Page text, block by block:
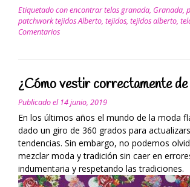
del
patchwork”
Etiquetado conencontrar telas granada, Granada,
patchwork tejidos Alberto, tejidos, tejidos alberto,
Comentarios
¿Cómo vestir correctamente de
Publicado el 14 junio, 2019
En los últimos años el mundo de la moda
dado un giro de 360 grados para
tendencias. Sin embargo, no podemos
mezclar moda y tradición sin caer en
indumentaria y respetando las tradiciones.